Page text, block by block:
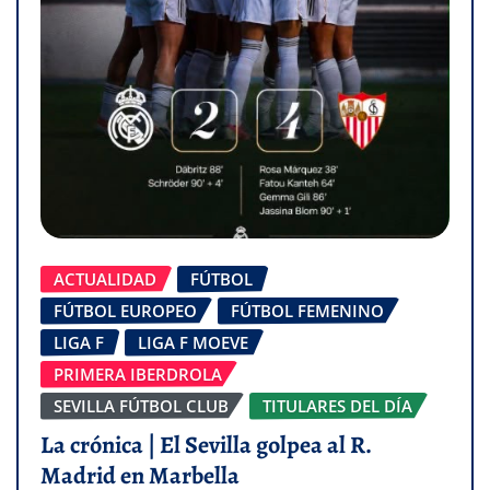
ACTUALIDAD
FÚTBOL
FÚTBOL EUROPEO
FÚTBOL FEMENINO
LIGA F
LIGA F MOEVE
PRIMERA IBERDROLA
SEVILLA FÚTBOL CLUB
TITULARES DEL DÍA
La crónica | El Sevilla golpea al R.
Madrid en Marbella